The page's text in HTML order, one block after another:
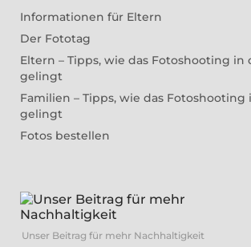
Informationen für Eltern
Der Fototag
Eltern – Tipps, wie das Fotoshooting in
gelingt
Familien – Tipps, wie das Fotoshooting
gelingt
Fotos bestellen
Unser Beitrag für mehr Nachhaltigkeit